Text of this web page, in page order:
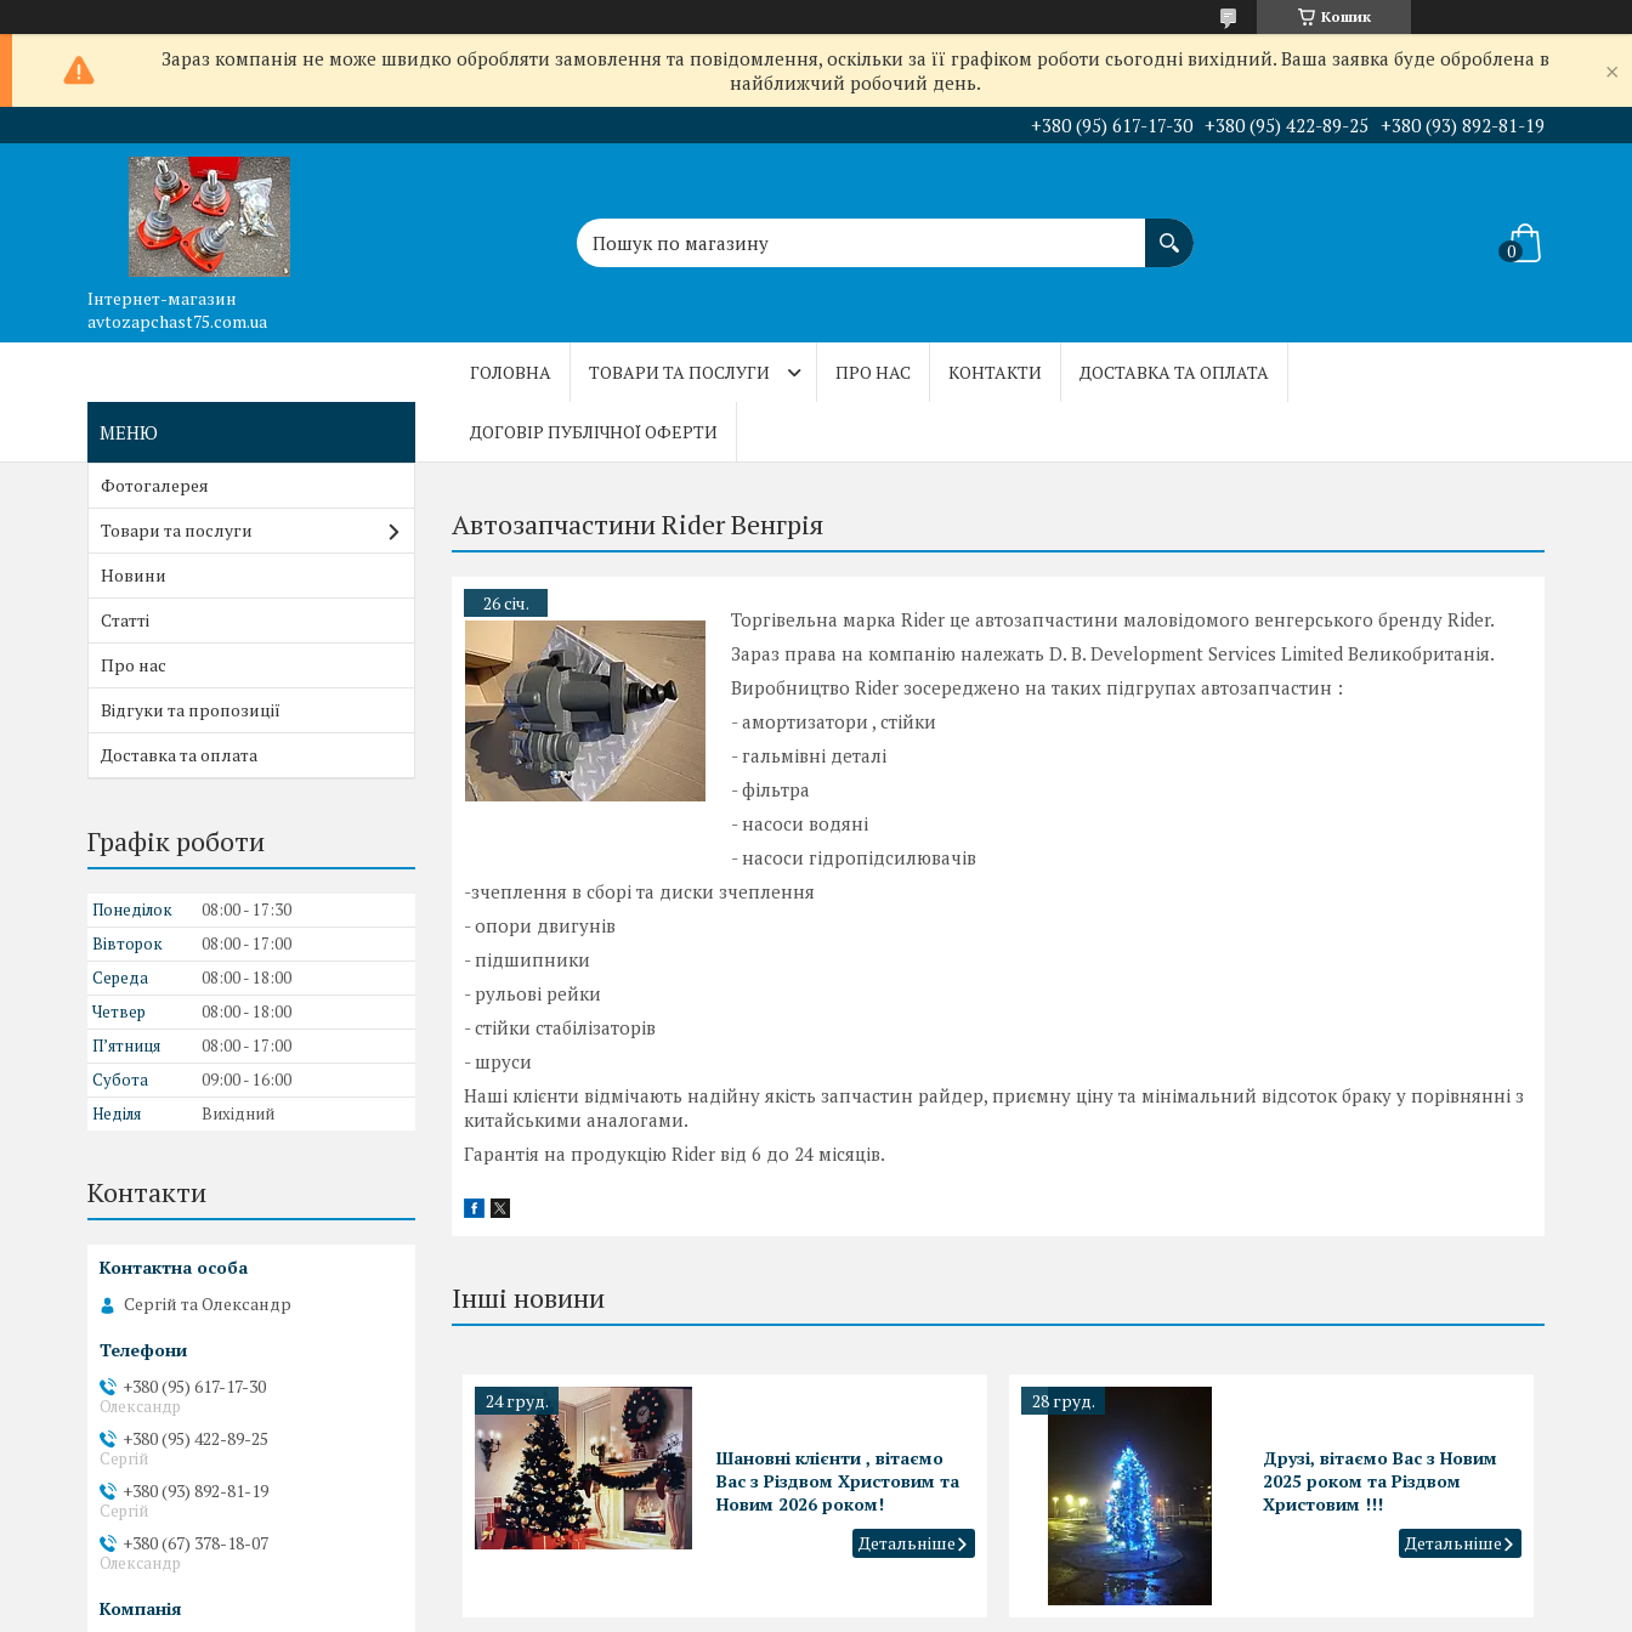
Кошик
Зараз компанія не може швидко обробляти замовлення та повідомлення, оскільки за її графіком роботи сьогодні вихідний. Ваша заявка буде оброблена в
найближчий робочий день.
+380 (95) 617-17-30 +380 (95) 422-89-25 +380 (93) 892-81-19
Інтернет-магазин
avtozapchast75.com.ua
ГОЛОВНА ТОВАРИ ТА ПОСЛУГИ ПРО НАС КОНТАКТИ ДОСТАВКА ТА ОПЛАТА
ДОГОВІР ПУБЛІЧНОЇ ОФЕРТИ
Автозапчастини Rider Венгрія
26 січ.
Торгівельна марка Rider це автозапчастини маловідомого венгерського бренду Rider.
Зараз права на компанію належать D. B. Development Services Limited Великобританія.
Виробництво Rider зосереджено на таких підгрупах автозапчастин :
- амортизатори , стійки
- гальмівні деталі
- фільтра
- насоси водяні
- насоси гідропідсилювачів
-зчеплення в сборі та диски зчеплення
- опори двигунів
- підшипники
- рульові рейки
- стійки стабілізаторів
- шруси
Наші клієнти відмічають надійну якість запчастин райдер, приємну ціну та мінімальний відсоток браку у порівнянні з
китайськими аналогами.
Гарантія на продукцію Rider від 6 до 24 місяців.
Інші новини
24 груд.
Шановні клієнти , вітаємо
Вас з Різдвом Христовим та
Новим 2026 роком!
28 груд.
Друзі, вітаємо Вас з Новим
2025 роком та Різдвом
Христовим !!!
Фотогалерея
Товари та послуги
Новини
Статті
Про нас
Відгуки та пропозиції
Доставка та оплата
Графік роботи
Понеділок 08:00
17:30
Вівторок
08:00
17:00
Середа
08:00
18:00
Четвер
08:00
18:00
Пʼятниця
08:00
17:00
Субота
09:00
16:00
Неділя
Вихідний
Контакти
Сергій та Олександр
+380 (95) 617-17-30
Олександр
+380 (95) 422-89-25
Сергій
+380 (93) 892-81-19
Сергій
+380 (67) 378-18-07
Олександр